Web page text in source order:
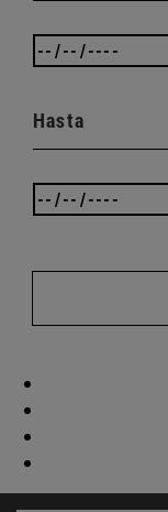
Hasta